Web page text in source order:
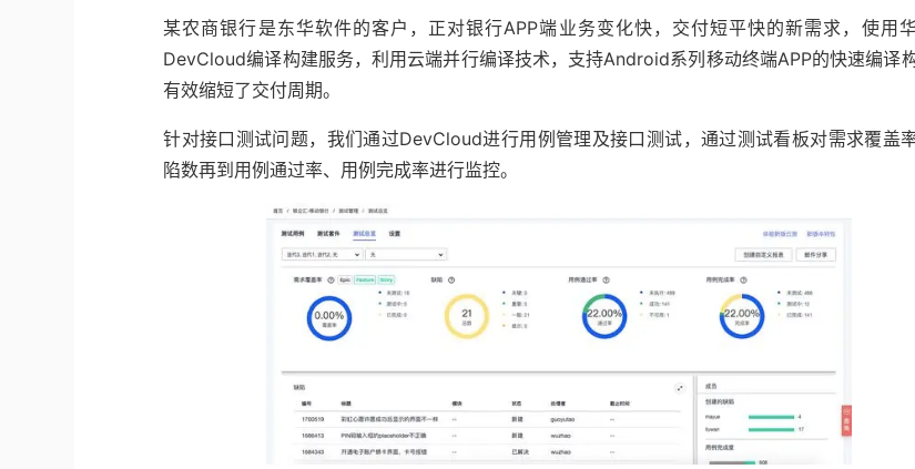
某农商银行是东华软件的客户，正对银行APP端业务变化快，交付短平快的新需求，使用
DevCloud编译构建服务，利用云端并行编译技术，支持Android系列移动终端APP的快速编译构
有效缩短了交付周期。
针对接口测试问题，我们通过DevCloud进行用例管理及接口测试，通过测试看板对需求覆盖
陷数再到用例通过率、用例完成率进行监控。